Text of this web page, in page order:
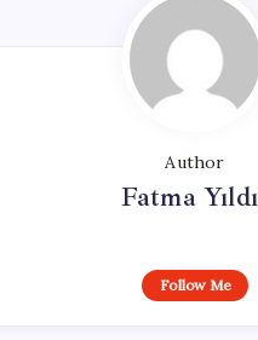
Author
Fatma
Follow Me